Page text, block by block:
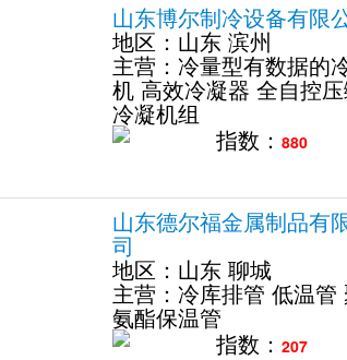
山东博尔制冷设备有限
地区： 山东 滨州
主营： 冷量型有数据的
机 高效冷凝器 全自控
冷凝机组
指数： 880
山东德尔福金属制品有
司
地区： 山东 聊城
主营： 冷库排管 低温管
氨酯保温管
指数： 207